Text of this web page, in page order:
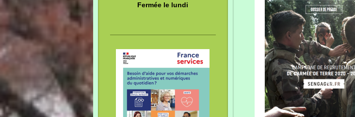
Fermée le lundi